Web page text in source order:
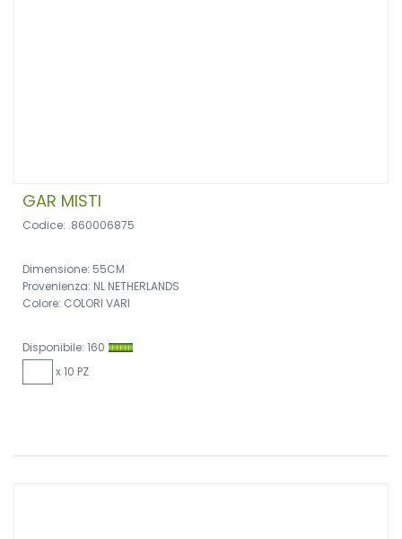
GAR MISTI
Codice: .860006875
Dimensione: 55CM
Provenienza: NL NETHERLANDS
Colore: COLORI VARI
Disponibile: 160
x 10 PZ